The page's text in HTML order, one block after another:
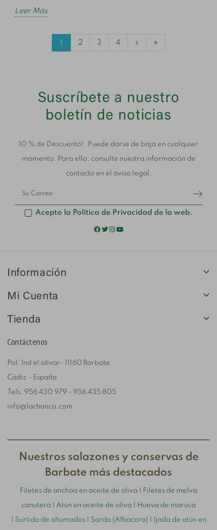
Leer Más
2 3 4
Suscríbete a nuestro
boletín de noticias
10 % de Descuento!. Puede darse de baja en cualquier
momento. Para ello, consulte nuestra información de
contacto en el aviso legal.
Acepto la Política de Privacidad de la web.
Información 
Mi Cuenta 
Tienda 
Contáctenos
Pol. Ind el olivar- 11160 Barbate
Cádiz - España
Tels. 956 430 979 - 956 435 805
info@lachanca.com
Nuestros salazones y conservas de
Barbate más destacados
Filetes de anchoa en aceite de oliva Filetes de melva
canutera Atún en aceite de oliva Hueva de maruca
Surtido de ahumados| Sarda (Albacora) Ijada de atún en